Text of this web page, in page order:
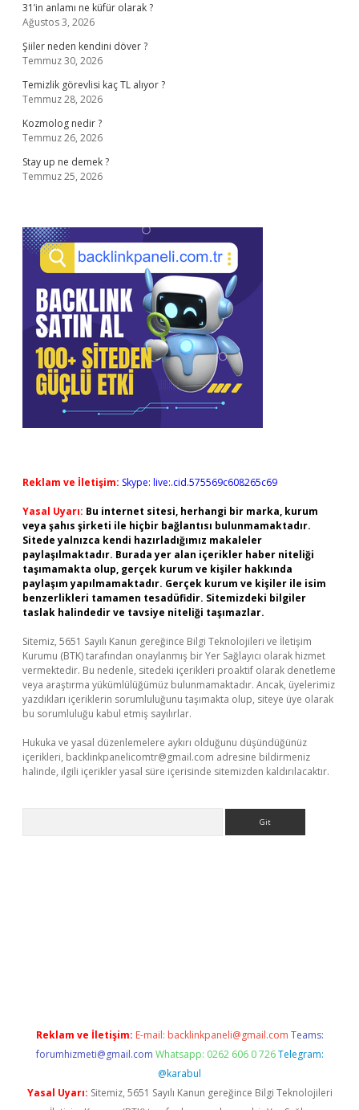
31’in anlamı ne küfür olarak ?
Ağustos 3, 2026
Şiiler neden kendini döver ?
Temmuz 30, 2026
Temizlik görevlisi kaç TL alıyor ?
Temmuz 28, 2026
Kozmolog nedir ?
Temmuz 26, 2026
Stay up ne demek ?
Temmuz 25, 2026
Reklam ve İletişim: Skype: live:.cid.575569c608265c69
Yasal Uyarı: Bu internet sitesi, herhangi bir marka, kurum
veya şahıs şirketi ile hiçbir bağlantısı bulunmamaktadır.
Sitede yalnızca kendi hazırladığımız makaleler
paylaşılmaktadır. Burada yer alan içerikler haber niteliği
taşımamakta olup, gerçek kurum ve kişiler hakkında
paylaşım yapılmamaktadır. Gerçek kurum ve kişiler ile isim
benzerlikleri tamamen tesadüfidir. Sitemizdeki bilgiler
taslak halindedir ve tavsiye niteliği taşımazlar.
Sitemiz, 5651 Sayılı Kanun gereğince Bilgi Teknolojileri ve İletişim
Kurumu (BTK) tarafından onaylanmış bir Yer Sağlayıcı olarak hizmet
vermektedir. Bu nedenle, sitedeki içerikleri proaktif olarak denetleme
veya araştırma yükümlülüğümüz bulunmamaktadır. Ancak, üyelerimiz
yazdıkları içeriklerin sorumluluğunu taşımakta olup, siteye üye olarak
bu sorumluluğu kabul etmiş sayılırlar.
Hukuka ve yasal düzenlemelere aykırı olduğunu düşündüğünüz
içerikleri, backlinkpanelicomtr@gmail.com adresine bildirmeniz
halinde, ilgili içerikler yasal süre içerisinde sitemizden kaldırılacaktır.
Reklam ve İletişim: E-mail: backlinkpaneli@gmail.com Teams:
forumhizmeti@gmail.com Whatsapp: 0262 606 0 726 Telegram:
@karabul
Yasal Uyarı: Sitemiz, 5651 Sayılı Kanun gereğince Bilgi Teknolojileri